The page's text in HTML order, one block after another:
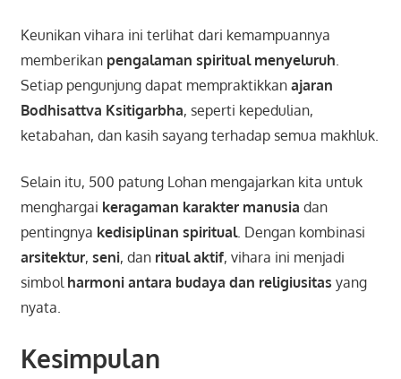
Keunikan vihara ini terlihat dari kemampuannya
memberikan pengalaman spiritual menyeluruh
Setiap pengunjung dapat mempraktikkan ajaran
Bodhisattva Ksitigarbha, seperti kepedulian,
ketabahan, dan kasih sayang terhadap semua makhluk.
Selain itu, 500 patung Lohan mengajarkan kita untuk
menghargai keragaman karakter manusia dan
pentingnya kedisiplinan spiritual. Dengan kombinasi
arsitektur, seni, dan ritual aktif, vihara ini menjadi
simbol harmoni antara budaya dan religiusitas yang
nyata.
Kesimpulan